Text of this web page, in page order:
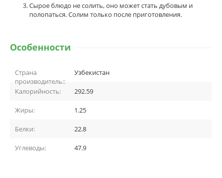
Сырое блюдо не солить, оно может стать дубовым и
полопаться. Солим только после приготовления.
Особенности
Страна
производитель::
Узбекистан
Калорийность: 292.59
Жиры: 1.25
Белки: 22.8
Углеводы: 47.9